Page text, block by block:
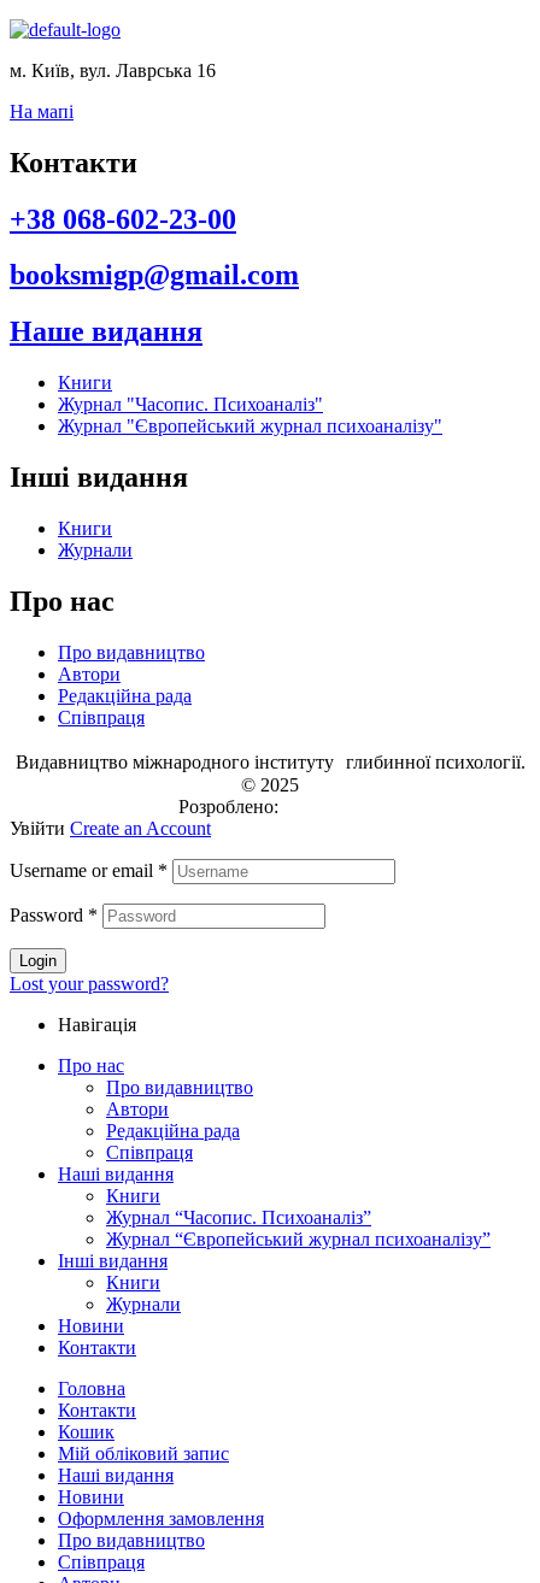
м. Київ, вул. Лаврська 16
На мапі
Контакти
+38 068-602-23-00
booksmigp@gmail.com
Наше видання
Книги
Журнал "Часопис. Психоаналіз"
Журнал "Європейський журнал психоаналізу"
Інші видання
Книги
Журнали
Про нас
Про видавництво
Автори
Редакційна рада
Співпраця
Видавництво міжнародного інституту глибинної психології.
© 2025
Розроблено:
Увійти Create an Account
Username or email *
Password *
Login
Lost your password?
Навігація
Про нас
Про видавництво
Автори
Редакційна рада
Співпраця
Наші видання
Книги
Журнал “Часопис. Психоаналіз”
Журнал “Європейський журнал психоаналізу”
Інші видання
Книги
Журнали
Новини
Контакти
Головна
Контакти
Кошик
Мій обліковий запис
Наші видання
Новини
Оформлення замовлення
Про видавництво
Співпраця